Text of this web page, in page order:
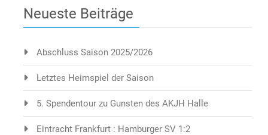
Neueste Beiträge
Abschluss Saison 2025/2026
Letztes Heimspiel der Saison
5. Spendentour zu Gunsten des AKJH Halle
Eintracht Frankfurt : Hamburger SV 1:2